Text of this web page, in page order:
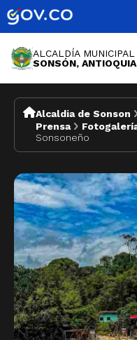
ALCALDÍA
SONSÓN, ANTIOQUIA
Alcaldia de Sonson
Prensa
Sonsoneño